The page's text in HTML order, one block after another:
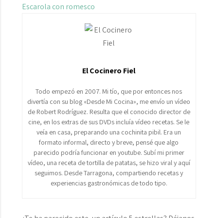
Escarola con romesco
El Cocinero Fiel
Todo empezó en 2007. Mi tío, que por entonces nos
divertía con su blog «Desde Mi Cocina», me envío un vídeo
de Robert Rodríguez. Resulta que el conocido director de
cine, en los extras de sus DVDs incluía vídeo recetas. Se le
veía en casa, preparando una cochinita pibil. Era un
formato informal, directo y breve, pensé que algo
parecido podría funcionar en youtube. Subí mi primer
vídeo, una receta de tortilla de patatas, se hizo viral y aquí
seguimos. Desde Tarragona, compartiendo recetas y
experiencias gastronómicas de todo tipo.